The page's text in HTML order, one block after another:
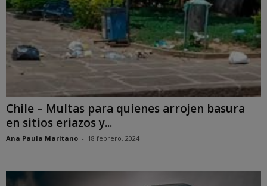
Chile – Multas para quienes arrojen basura
en sitios eriazos y...
Ana Paula Maritano - 18 febrero, 2024